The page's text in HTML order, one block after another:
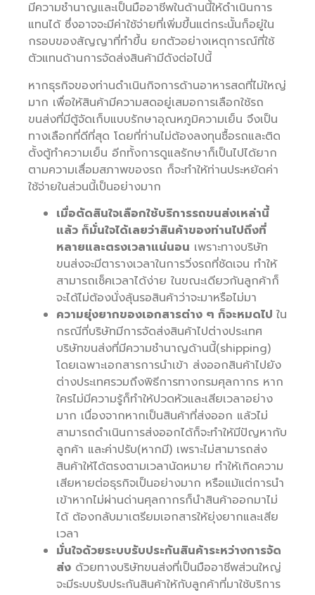
มีความชำนาญและเป็นมืออาชีพในด้านนี้ให้ดำเนินการ
แทนได้ ซึ่งอาจจะมีค่าใช้จ่ายที่เพิ่มขึ้นแต่กระนั้นก็อยู่ใน
กรอบของสัญญาที่ทำขึ้น ยกตัวอย่างเหตุการณ์ที่ใช้
ตัวแทนด้านการจัดส่งสินค้ามีดังต่อไปนี้
หากธุรกิจของท่านดำเนินกิจการด้านอาหารสดที่ไม่ใหญ่
มาก เพื่อให้สินค้ามีความสดอยู่เสมอการเลือกใช้รถ
ขนส่งที่มีตู้จัดเก็บแบบรักษาอุณหภูมิความเย็น จึงเป็น
ทางเลือกที่ดีที่สุด โดยที่ท่านไม่ต้องลงทุนซื้อรถและติด
ตั้งตู้ทำความเย็น อีกทั้งการดูแลรักษาก็เป็นไปได้ยาก
ตามความเสื่อมสภาพของรถ ก็จะทำให้ท่านประหยัดค่า
ใช้จ่ายในส่วนนี้เป็นอย่างมาก
เมื่อตัดสินใจเลือกใช้บริการรถขนส่งเหล่านี้
แล้ว ก็มั่นใจได้เลยว่าสินค้าของท่านไปถึงที่
หลายและตรงเวลาแน่นอน เพราะทางบริษัท
ขนส่งจะมีตารางเวลาในการวิ่งรถที่ชัดเจน ทำให้
สามารถเช็คเวลาได้ง่าย ในขณะเดียวกันลูกค้าก็
จะได้ไม่ต้องนั่งลุ้นรอสินค้าว่าจะมาหรือไม่มา
ความยุ่งยากของเอกสารต่าง ๆ ก็จะหมดไป ใน
กรณีที่บริษัทมีการจัดส่งสินค้าไปต่างประเทศ
บริษัทขนส่งที่มีความชำนาญด้านนี้(shipping)
โดยเฉพาะเอกสารการนำเข้า ส่งออกสินค้าไปยัง
ต่างประเทศรวมถึงพิธีการทางกรมศุลกากร หาก
ใครไม่มีความรู้ก็ทำให้ปวดหัวและเสียเวลาอย่าง
มาก เนื่องจากหากเป็นสินค้าที่ส่งออก แล้วไม่
สามารถดำเนินการส่งออกได้ก็จะทำให้มีปัญหากับ
ลูกค้า และค่าปรับ(หากมี) เพราะไม่สามารถส่ง
สินค้าให้ได้ตรงตามเวลานัดหมาย ทำให้เกิดความ
เสียหายต่อธุรกิจเป็นอย่างมาก หรือแม้แต่การนำ
เข้าหากไม่ผ่านด่านศุลกากรก็นำสินค้าออกมาไม่
ได้ ต้องกลับมาเตรียมเอกสารให้ยุ่งยากและเสีย
เวลา
มั่นใจด้วยระบบรับประกันสินค้าระหว่างการจัด
ส่ง ด้วยทางบริษัทขนส่งที่เป็นมืออาชีพส่วนใหญ่
จะมีระบบรับประกันสินค้าให้กับลูกค้าที่มาใช้บริการ